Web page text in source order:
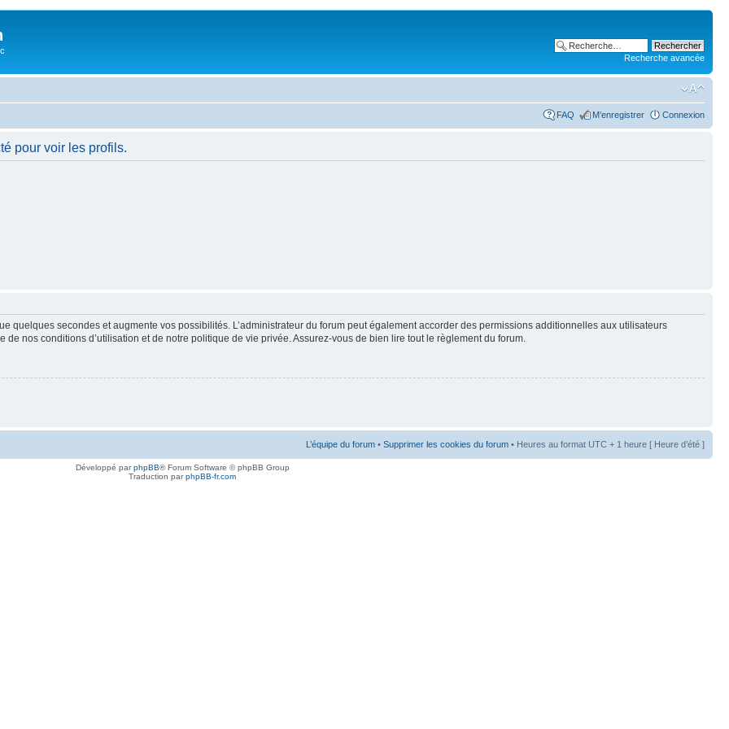
Recherche avancée
FAQ M’enregistrer Connexion
pour voir les profils.
quelques secondes et augmente vos possibilités. L’administrateur du forum peut également accorder des permissions additionnelles aux utilisateurs
nos conditions d’utilisation et de notre politique de vie privée. Assurez-vous de bien lire tout le règlement du forum.
L’équipe du forum • Supprimer les cookies du forum • Heures au format UTC + 1 heure [ Heure d’été ]
Développé parphpBB® Forum Software © phpBB Group
Traduction parphpBB-fr.com